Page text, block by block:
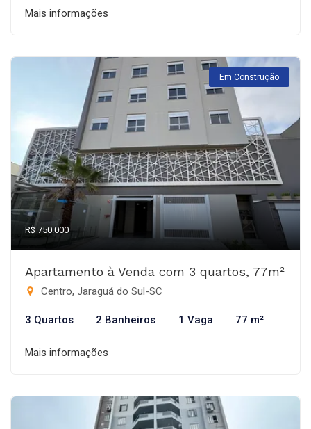
Mais informações
Em Construção
R$ 750.000
Apartamento à Venda com 3 quartos, 77m²
Centro, Jaraguá do Sul-SC
3 Quartos 2 Banheiros 1 Vaga 77 m²
Mais informações